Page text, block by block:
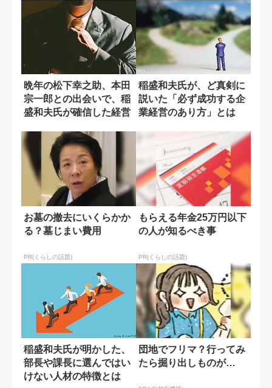
晩年の松下幸之助、本田
宗一郎との出会いで、稲
盛和夫氏が確信した経営
稲盛和夫氏が、ど真剣に
説いた「必ず成功する企
業経営のあり方」とは
お墓の撤去にいくらかか
る？墓じまい費用
PR(くらしの話題)
もらえる年金25万円以下
の人が知るべき事
PR(くらしの話題)
稲盛和夫氏が明かした、
部長や課長に選んではい
けない人材の特徴とは
団地でフリマ？行ってみ
たら掘り出しものが…